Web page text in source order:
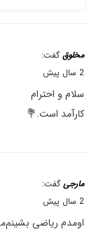
مخلوق گفت:
2 سال پیش
سلام و احترام
کارآمد است.💐
مارجی گفت:
2 سال پیش
اومدم ریاضی‌